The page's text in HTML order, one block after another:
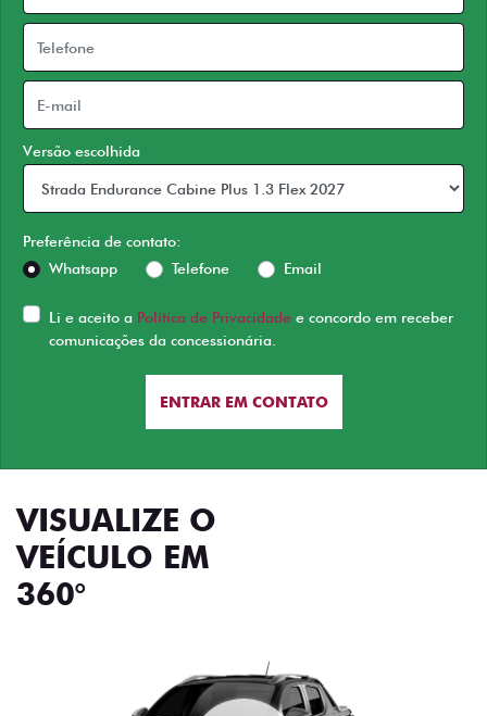
Versão escolhida
Preferência de contato:
Whatsapp
Telefone Email
Li e aceito a Política de Privacidade e concordo em receber
comunicações da concessionária.
ENTRAR EM CONTATO
VISUALIZE O
VEÍCULO EM
360°